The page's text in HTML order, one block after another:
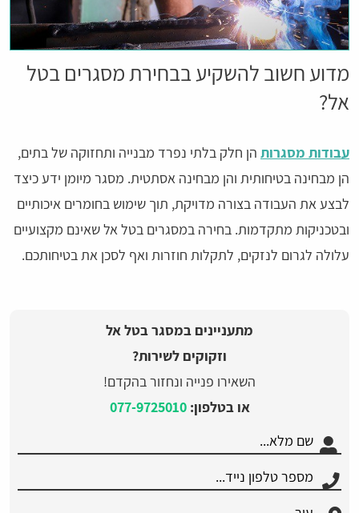
מדוע חשוב להשקיע בבחירת מסגרים בטל
אל?
עבודות מסגרות הן חלק בלתי נפרד מבנייה ותחזוקה של בתים,
הן מבחינה בטיחותית והן מבחינה אסתטית. מסגר מיומן ידע כיצד
לבצע את העבודה בצורה מדויקת, תוך שימוש בחומרים איכותיים
ובטכניקות מתקדמות. בחירה במסגרים בטל אל שאינם מקצועיים
עלולה לגרום לנזקים, לתקלות חוזרות ואף לסכן את בטיחותכם.
מתעניינים במסגר בטל אל
וזקוקים לשירות?
השאירו פנייה ונחזור בהקדם!
או בטלפון:077-9725010